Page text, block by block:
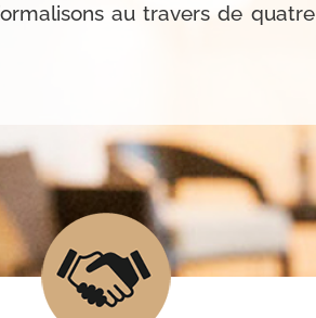
au travers de quatre